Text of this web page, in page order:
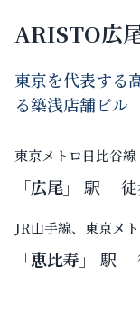
ARISTO広
東京を代表する
る築浅店舗ビル
東京メトロ日比谷線
「広尾」 駅 徒
JR山手線、東京メ
「恵比寿」 駅